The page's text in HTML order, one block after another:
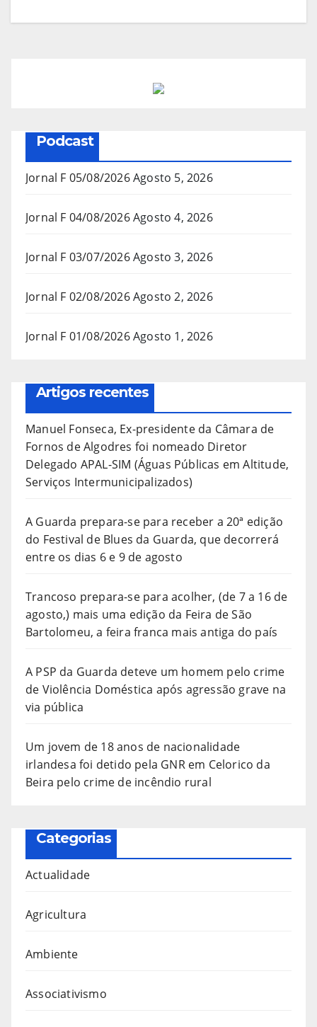
Podcast
Jornal F 05/08/2026Agosto 5, 2026
Jornal F 04/08/2026Agosto 4, 2026
Jornal F 03/07/2026Agosto 3, 2026
Jornal F 02/08/2026Agosto 2, 2026
Jornal F 01/08/2026Agosto 1, 2026
Artigos recentes
Manuel Fonseca, Ex-presidente da Câmara de
Fornos de Algodres foi nomeado Diretor
Delegado APAL-SIM (Águas Públicas em Altitude,
Serviços Intermunicipalizados)
A Guarda prepara-se para receber a 20ª edição
do Festival de Blues da Guarda, que decorrerá
entre os dias 6 e 9 de agosto
Trancoso prepara-se para acolher, (de 7 a 16 de
agosto,) mais uma edição da Feira de São
Bartolomeu, a feira franca mais antiga do país
A PSP da Guarda deteve um homem pelo crime
de Violência Doméstica após agressão grave na
via pública
Um jovem de 18 anos de nacionalidade
irlandesa foi detido pela GNR em Celorico da
Beira pelo crime de incêndio rural
Categorias
Actualidade
Agricultura
Ambiente
Associativismo